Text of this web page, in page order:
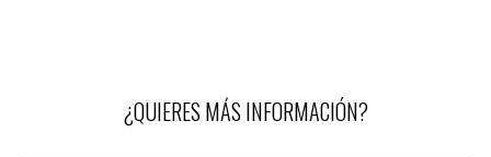
¿QUIERES MÁS INFORMACIÓN?